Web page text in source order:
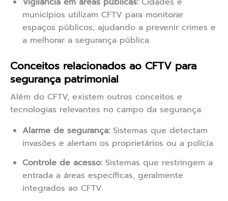
municípios utilizam CFTV para monitorar
espaços públicos, ajudando a prevenir crimes e
a melhorar a segurança pública.
Conceitos relacionados ao CFTV para
segurança patrimonial
Além do CFTV, existem outros conceitos e
tecnologias relevantes no campo da segurança:
Alarme de segurança: Sistemas que detectam
invasões e alertam os proprietários ou a polícia.
Controle de acesso: Sistemas que restringem a
entrada a áreas específicas, geralmente
integrados ao CFTV.